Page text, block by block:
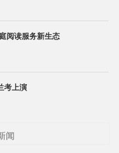
阅读服务新生态
考上演
闻